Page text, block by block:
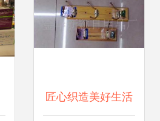
匠心织造美好生活